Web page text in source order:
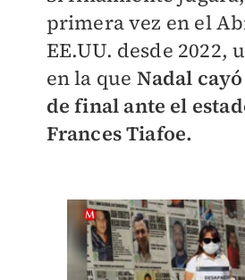
primera vez en el
EE.UU. desde 2022,
en la que Nadal
de final ante el
Frances Tiafoe.